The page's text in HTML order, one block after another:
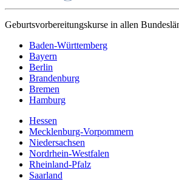
Geburtsvorbereitungskurse in allen
Baden-Württemberg
Bayern
Berlin
Brandenburg
Bremen
Hamburg
Hessen
Mecklenburg-Vorpommern
Niedersachsen
Nordrhein-Westfalen
Rheinland-Pfalz
Saarland